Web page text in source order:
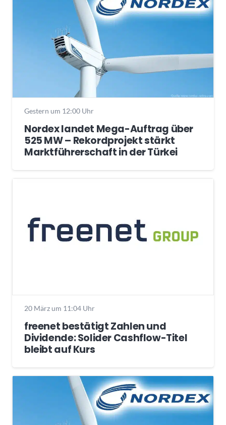
Gestern um 12:00 Uhr
Nordex landet Mega-Auftrag über
525 MW – Rekordprojekt stärkt
Marktführerschaft in der Türkei
20 März um 11:04 Uhr
freenet bestätigt Zahlen und
Dividende: Solider Cashflow-Titel
bleibt auf Kurs